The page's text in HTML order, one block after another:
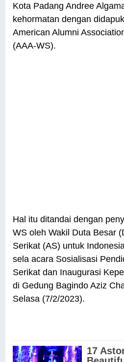
Kota Padang Andree
kehormatan dengan
American Alumni
(AAA-WS).
Hal itu ditandai dengan
WS oleh Wakil Duta Besar
Serikat (AS) untuk
sela acara Sosialisasi
Serikat dan Inaugurasi
di Gedung Bagindo Aziz
Selasa (7/2/2023).